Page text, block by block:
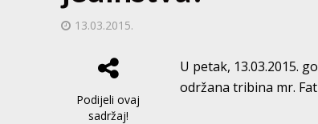
13.03.2015.
Podijeli ovaj
sadržaj!
U petak, 13.03.2015.
održana tribina mr.